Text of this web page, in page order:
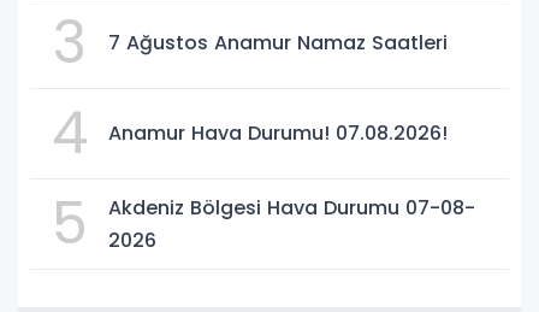
3 7 Ağustos Anamur Namaz Saatleri
4 Anamur Hava Durumu! 07.08.2026!
5
Akdeniz Bölgesi Hava Durumu 07-08-
2026